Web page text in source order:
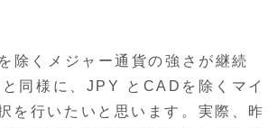
除くメジャー通貨の強さが継続
同様に、JPY とCADを除くマイ
を行いたいと思います。実際、昨